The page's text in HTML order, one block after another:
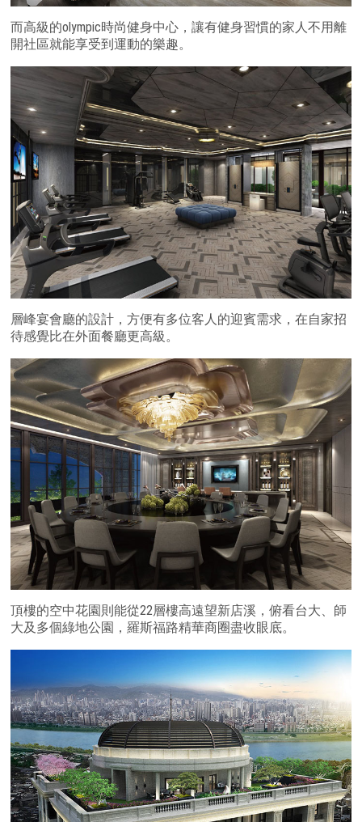
而高級的olympic時尚健身中心，讓有健身習慣的家人不用離
開社區就能享受到運動的樂趣。
層峰宴會廳的設計，方便有多位客人的迎賓需求，在自家招
待感覺比在外面餐廳更高級。
頂樓的空中花園則能從22層樓高遠望新店溪，俯看台大、師
大及多個綠地公園，羅斯福路精華商圈盡收眼底。